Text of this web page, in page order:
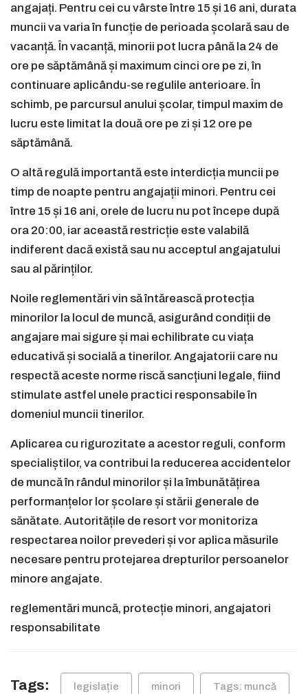
angajați. Pentru cei cu vârste între 15 și 16 ani, durata
muncii va varia în funcție de perioada școlară sau de
vacanță. În vacanță, minorii pot lucra până la 24 de
ore pe săptămână și maximum cinci ore pe zi, în
continuare aplicându-se regulile anterioare. În
schimb, pe parcursul anului școlar, timpul maxim de
lucru este limitat la două ore pe zi și 12 ore pe
săptămână.
O altă regulă importantă este interdicția muncii pe
timp de noapte pentru angajații minori. Pentru cei
între 15 și 16 ani, orele de lucru nu pot începe după
ora 20:00, iar această restricție este valabilă
indiferent dacă există sau nu acceptul angajatului
sau al părinților.
Noile reglementări vin să întărească protecția
minorilor la locul de muncă, asigurând condiții de
angajare mai sigure și mai echilibrate cu viața
educativă și socială a tinerilor. Angajatorii care nu
respectă aceste norme riscă sancțiuni legale, fiind
stimulate astfel unele practici responsabile în
domeniul muncii tinerilor.
Aplicarea cu rigurozitate a acestor reguli, conform
specialiștilor, va contribui la reducerea accidentelor
de muncă în rândul minorilor și la îmbunătățirea
performanțelor lor școlare și stării generale de
sănătate. Autoritățile de resort vor monitoriza
respectarea noilor prevederi și vor aplica măsurile
necesare pentru protejarea drepturilor persoanelor
minore angajate.
reglementări muncă, protecție minori, angajatori
responsabilitate
Tags: legislație minori Tags: muncă